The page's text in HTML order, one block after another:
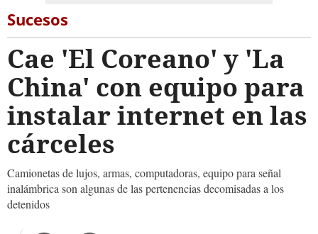
Sucesos
Cae 'El Coreano' y 'La
China' con equipo para
instalar internet en las
cárceles
Camionetas de lujos, armas, computadoras, equipo para señal
inalámbrica son algunas de las pertenencias decomisadas a los
detenidos